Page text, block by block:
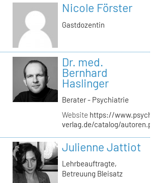
Nicole Förster
Gastdozentin
Dr. med.
Bernhard
Haslinger
Berater - Psychiatrie
Website https://
verlag.de/catalog/
Julienne Jattiot
Lehrbeauftragte,
Betreuung Bleisatz